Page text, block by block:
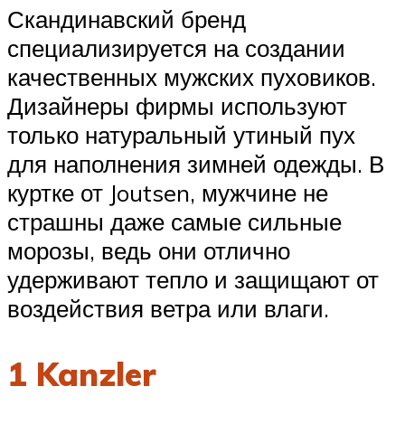
Скандинавский бренд
специализируется на создании
качественных мужских пуховиков.
Дизайнеры фирмы используют
только натуральный утиный пух
для наполнения зимней одежды. В
куртке от Joutsen, мужчине не
страшны даже самые сильные
морозы, ведь они отлично
удерживают тепло и защищают от
воздействия ветра или влаги.
1 Kanzler